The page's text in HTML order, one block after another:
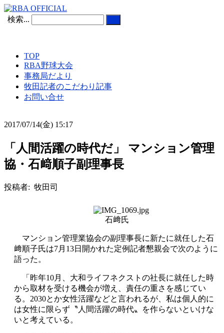
検索...
TOP
RBA野球大会
事務局だより
牧田記者のこだわり記事
お問い合せ
2017/07/14(金) 15:17
「人間活躍の時代だ」 マンション管理
協・石﨑順子副理事長
投稿者: 牧田司
石﨑氏
マンション管理業協会の副理事長に新たに就任した石
﨑順子氏は7月13日開かれた定例記者懇親会で次のように
語った。
「昨年10月、大和ライフネクストの社長に就任した時
から取材を受ける機会が増え、責任の重さを感じてい
る。2030とか女性活躍などと言われるが、私は個人的に
は女性に限らず〝人間活躍の時代〟を作らないといけな
いと考えている。